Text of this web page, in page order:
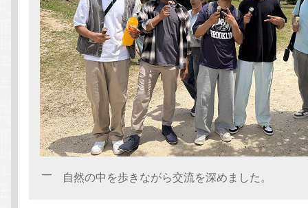
自然の中を歩きながら交流を深めました。